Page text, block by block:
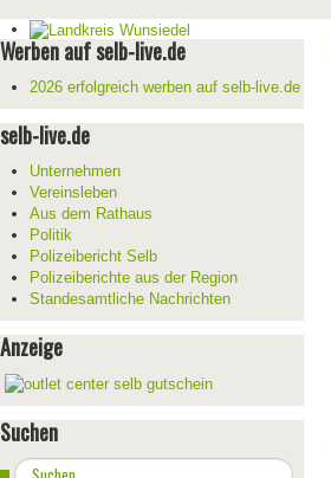
Werben auf selb-live.de
2026 erfolgreich werben auf selb-live.de
selb-live.de
Unternehmen
Vereinsleben
Aus dem Rathaus
Politik
Polizeibericht Selb
Polizeiberichte aus der Region
Standesamtliche Nachrichten
Anzeige
Suchen
Suchen